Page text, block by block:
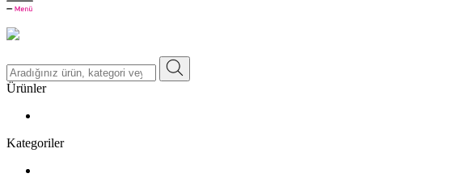
Ürünler
Kategoriler